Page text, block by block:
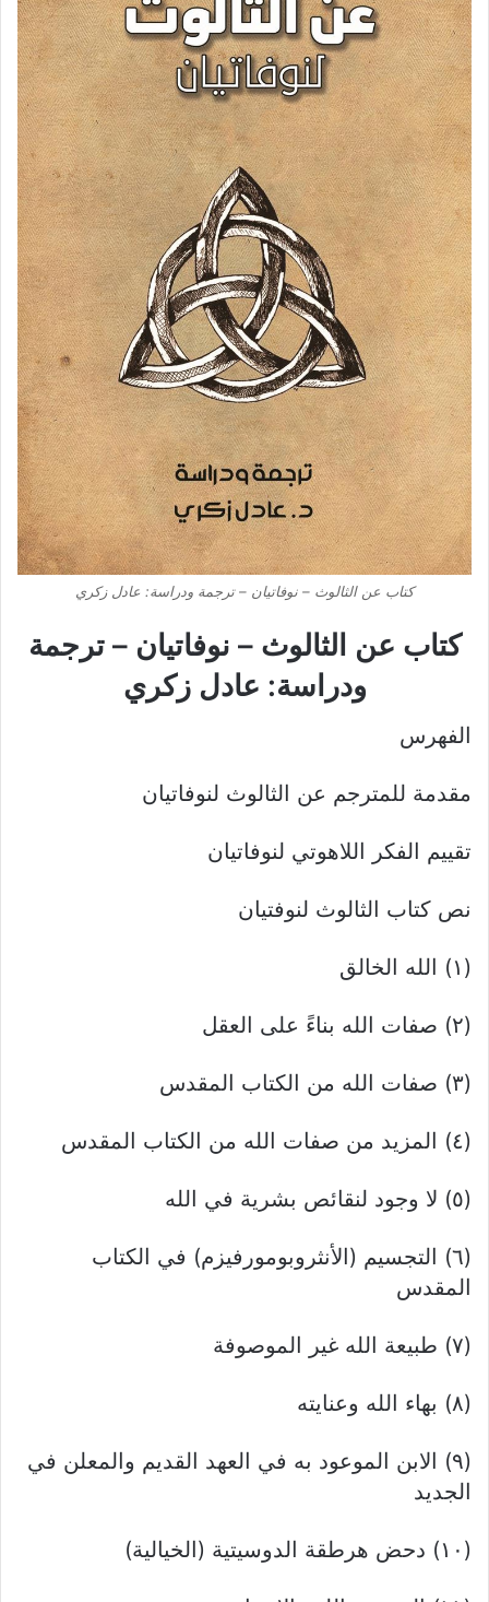
كتاب عن الثالوث – نوفاتيان – ترجمة ودراسة: عادل زكري
كتاب عن الثالوث – نوفاتيان – ترجمة
ودراسة: عادل زكري
الفهرس
مقدمة للمترجم عن الثالوث لنوفاتيان
تقييم الفكر اللاهوتي لنوفاتيان
نص كتاب الثالوث لنوفتيان
(۱) الله الخالق
(۲) صفات الله بناءً على العقل
(۳) صفات الله من الكتاب المقدس
(٤) المزيد من صفات الله من الكتاب المقدس
(٥) لا وجود لنقائص بشرية في الله
(٦) التجسيم (الأنثروبومورفيزم) في الكتاب
المقدس
(۷) طبيعة الله غير الموصوفة
(۸) بهاء الله وعنايته
(۹) الابن الموعود به في العهد القديم والمعلن في
الجديد
(۱۰) دحض هرطقة الدوسيتية (الخيالية)